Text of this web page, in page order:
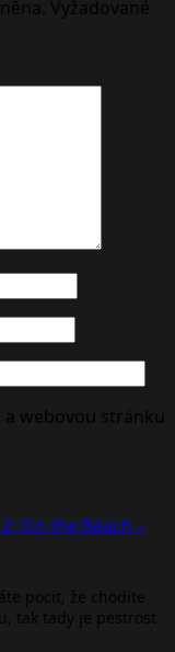
Vyžadované
webovou stránku
On the Beach –
pocit, že chodíte
tak tady je pestrost